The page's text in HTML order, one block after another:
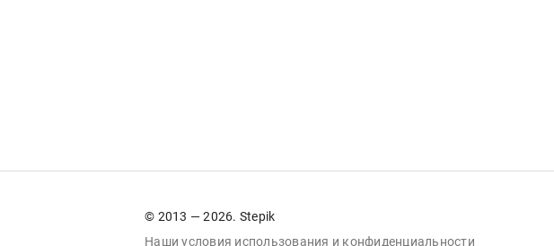
© 2013 — 2026. Stepik
Наши условия использования и конфиденциальности